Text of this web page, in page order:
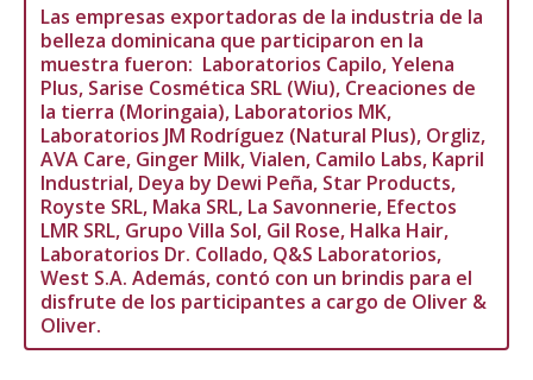
Las empresas exportadoras de la industria de la
belleza dominicana que participaron en la
muestra fueron: Laboratorios Capilo, Yelena
Plus, Sarise Cosmética SRL (Wiu), Creaciones de
la tierra (Moringaia), Laboratorios MK,
Laboratorios JM Rodríguez (Natural Plus), Orgliz,
AVA Care, Ginger Milk, Vialen, Camilo Labs, Kapril
Industrial, Deya by Dewi Peña, Star Products,
Royste SRL, Maka SRL, La Savonnerie, Efectos
LMR SRL, Grupo Villa Sol, Gil Rose, Halka Hair,
Laboratorios Dr. Collado, Q&S Laboratorios,
West S.A. Además, contó con un brindis para el
disfrute de los participantes a cargo de Oliver &
Oliver.